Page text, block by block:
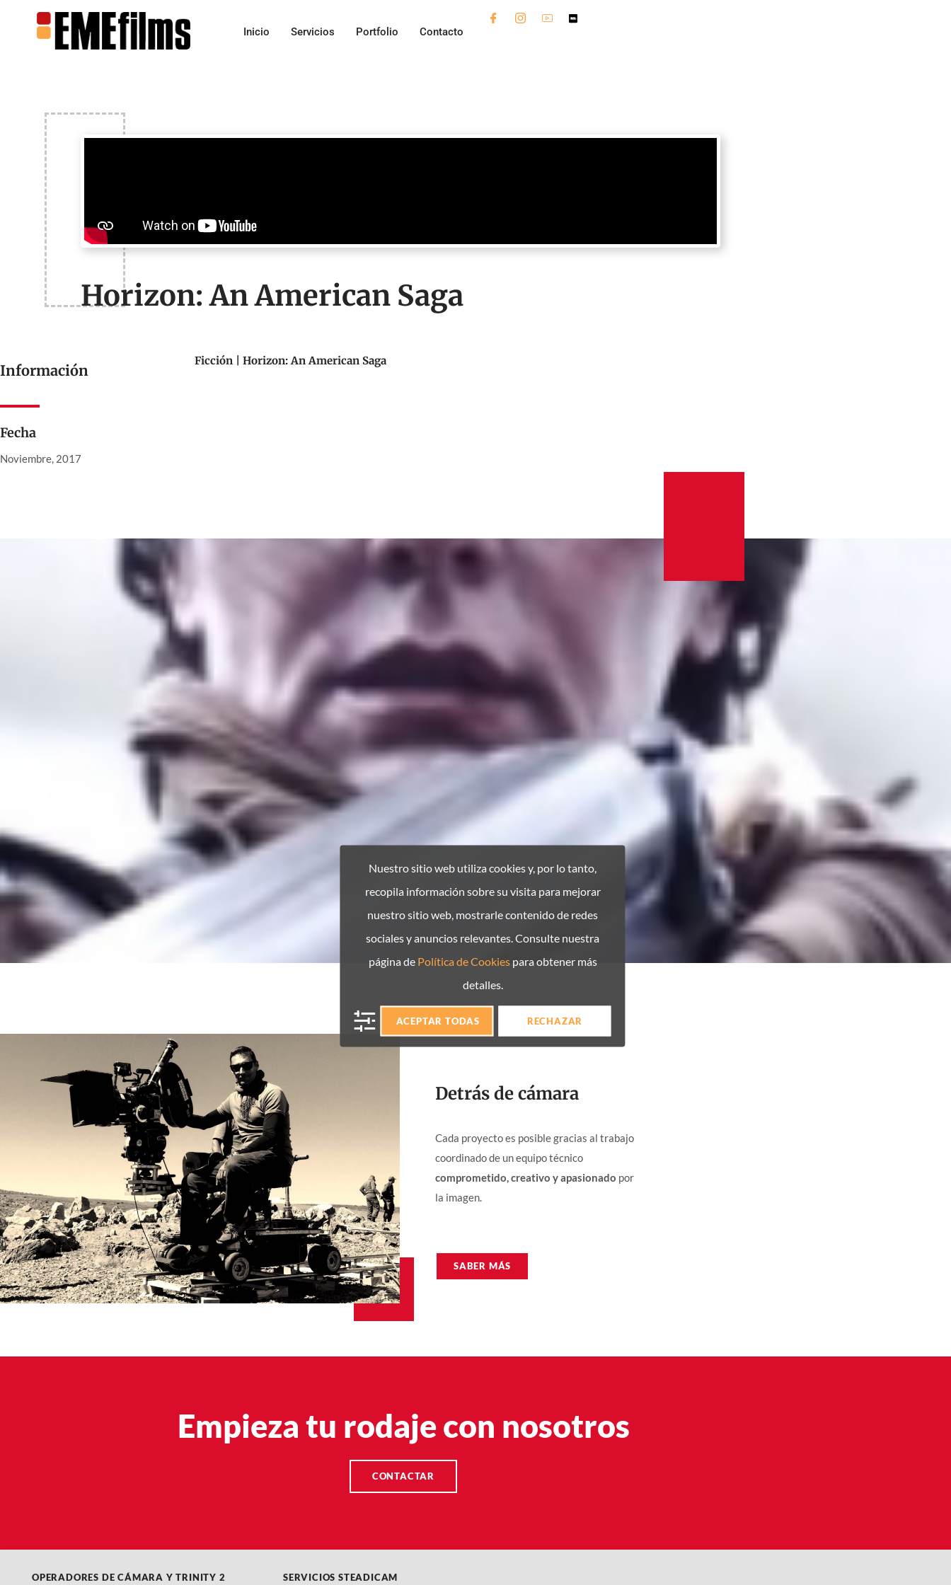
Inicio Servicios Portfolio Contacto
Horizon: An American Saga
Información
Fecha
Noviembre, 2017
Ficción | Horizon: An American Saga
Detrás de cámara
Cada proyecto es posible gracias al trabajo
coordinado de un equipo técnico
comprometido, creativo y apasionado por
la imagen.
SABER MÁS
Empieza tu rodaje con nosotros
CONTACTAR
OPERADORES DE CÁMARA Y TRINITY 2 SERVICIOS STEADICAM
Nuestro sitio web utiliza cookies y, por lo tanto,
recopila información sobre su visita para mejorar
nuestro sitio web, mostrarle contenido de redes
sociales y anuncios relevantes. Consulte nuestra
página de Política de Cookiespara obtener más
detalles.
ACEPTAR TODAS RECHAZAR